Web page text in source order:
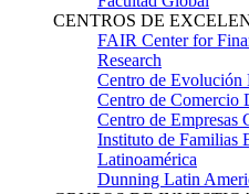
CENTROS DE
FAIR Center for
Research
Centro de Evolución
Centro de Comercio
Centro de Empresas
Instituto de Familias
Latinoamérica
Dunning Latin